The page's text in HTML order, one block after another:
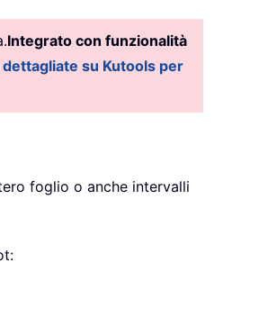
Integrato con funzionalità
su Kutools per
foglio o anche intervalli